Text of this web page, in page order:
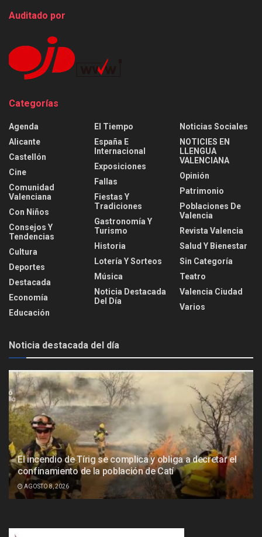
Auditado por
Categorías
Agenda
Alicante
Castellón
Cine
Comunidad
Valenciana
Con Niños
Consejos Y
Tendencias
Cultura
Deportes
Destacada
Economía
Educación
El Tiempo
España E
Internacional
Exposiciones
Fallas
Fiestas Y
Tradiciones
Gastronomía Y
Turismo
Historia
Lotería Y Sorteos
Música
Noticia Destacada
Del Día
Noticias Sociales
NOTICIES EN
LLENGUA
VALENCIANA
Opinión
Patrimonio
Poblaciones De
Valencia
Revista Valencia
Salud Y Bienestar
Sin Categoría
Teatro
Valencia Ciudad
Varios
Noticia destacada del día
El incendio de Tírig se complica y obliga a decretar el
confinamiento de la población de Catí
AGOSTO 8, 2026